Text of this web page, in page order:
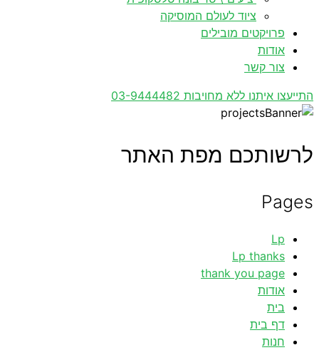
ציוד לעולם המוסיקה
פרויקטים מובילים
אודות
צור קשר
התייעצו איתנו ללא מחויבות 03-9444482
לרשותכם מפת האתר
Pages
Lp
Lp thanks
thank you page
אודות
בית
דף בית
חנות